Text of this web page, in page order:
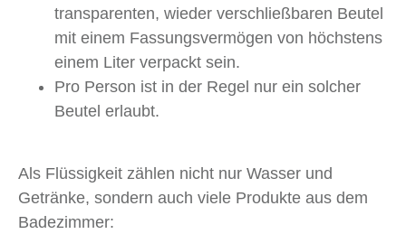
transparenten, wieder verschließbaren Beutel
mit einem Fassungsvermögen von höchstens
einem Liter verpackt sein.
Pro Person ist in der Regel nur ein solcher
Beutel erlaubt.
Als Flüssigkeit zählen nicht nur Wasser und
Getränke, sondern auch viele Produkte aus dem
Badezimmer: